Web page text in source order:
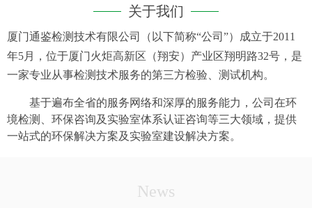
关于我们
厦门通鉴检测技术有限公司（以下简称“公司”）成立于2011
年5月，位于厦门火炬高新区（翔安）产业区翔明路32号，是
一家专业从事检测技术服务的第三方检验、测试机构。
基于遍布全省的服务网络和深厚的服务能力，公司在环
境检测、环保咨询及实验室体系认证咨询等三大领域，提供
一站式的环保解决方案及实验室建设解决方案。
News